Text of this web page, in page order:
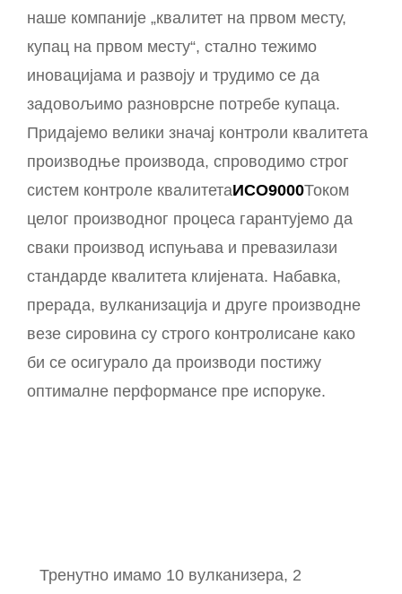
наше компаније „квалитет на првом месту,
купац на првом месту“, стално тежимо
иновацијама и развоју и трудимо се да
задовољимо разноврсне потребе купаца.
Придајемо велики значај контроли квалитета
производње производа, спроводимо строг
систем контроле квалитетаИСО9000Током
целог производног процеса гарантујемо да
сваки производ испуњава и превазилази
стандарде квалитета клијената. Набавка,
прерада, вулканизација и друге производне
везе сировина су строго контролисане како
би се осигурало да производи постижу
оптималне перформансе пре испоруке.
Тренутно имамо 10 вулканизера, 2